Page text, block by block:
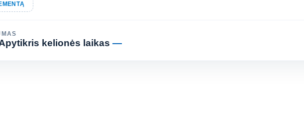
Apytikris kelionės laikas —